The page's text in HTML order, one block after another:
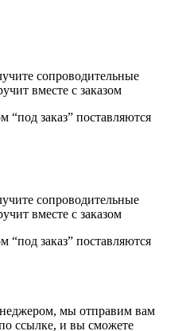
сопроводительные
вместе с заказом
“под заказ” поставляются
сопроводительные
вместе с заказом
“под заказ” поставляются
мы отправим вам
ссылке, и вы сможете